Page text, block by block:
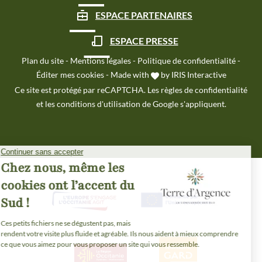
ESPACE PARTENAIRES
ESPACE PRESSE
Plan du site- Mentions légales- Politique de confidentialité-
Éditer mes cookies - Made with by IRIS Interactive
Ce site est protégé par reCAPTCHA. Les règles de confidentialité
et lesconditions d'utilisation de Google s'appliquent.